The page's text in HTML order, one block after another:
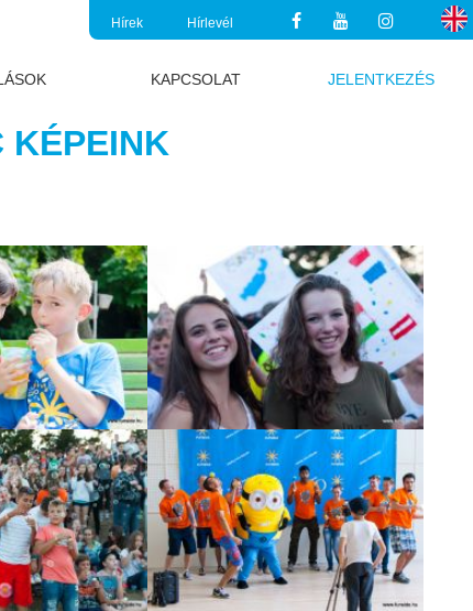
Hírek Hírlevél
KAPCSOLAT JELENTKEZÉS
KÉPEINK